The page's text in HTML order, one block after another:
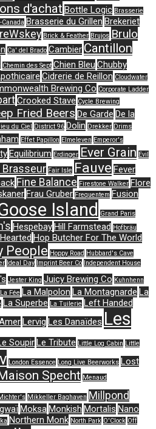
d'achat Bottle Logic Brasserie
Brasserie du Grillen Brekeriet
Brick & Feather Brujos Brulo
Ca' del Brado Cambier Cantillon
Chemin des Sept Chien Bleu Chubby
Cidrerie de Reillon Cloudwater
Brewing Co Corporate Ladder
Crooked Stave Cycle Brewing
Fried Beers De Garde De la
du Ciel District 96 Dolin Drekker Drims
Effet Papillon Elmeleven Emperor's
Equilibrium Erdinger Ever Grain Evil
Brasseur Fair Isle Fauve Fever
Fine Balance Firestone Walker Flore
Frau Gruber Frequentem Fusion
Island
Grand Paris
HespebayHill Farmstead Hofbräu
Hop Butcher For The World
People Hoppy Road Hubbard's Cave
Ideal Day Imprint Beer Co Independent House
Jester King Juicy Brewing Co Kuhnhenn
La Fée La Malpolon La Montagnarde La
La Superbe La Tuilerie Left Handed
Lervig Les Danaïdes Les
SoupirLe Tribute Little Log Cabin Little
London Essence Long Live Beerworks Lost
Specht Menaud
Mikkeller Baghaven Millpond
MoksaMonkish Mortalis Nano
Northern Monk North Park O'Clock Off